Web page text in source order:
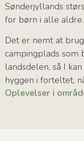
Sønderjyllands
for børn i alle aldre.
Det er nemt at
campingplads som
landsdelen, så I
hyggen i forteltet,
Oplevelser i